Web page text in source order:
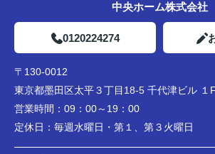
中央ホーム株式会社
0120224274
〒130-0012
東京都墨田区太平３丁目18-5 千代津ビル １F
営業時間： 09：00～19：00
定休日： 毎週水曜日・第１、第３火曜日